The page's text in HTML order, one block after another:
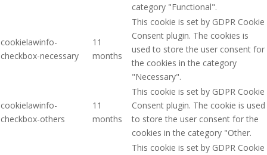
category "Functional".
cookielawinfo-
checkbox-necessary
11
months
This cookie is set by GDPR Cookie
Consent plugin. The cookies is
used to store the user consent for
the cookies in the category
"Necessary".
cookielawinfo-
checkbox-others
11
months
This cookie is set by GDPR Cookie
Consent plugin. The cookie is used
to store the user consent for the
cookies in the category "Other.
This cookie is set by GDPR Cookie